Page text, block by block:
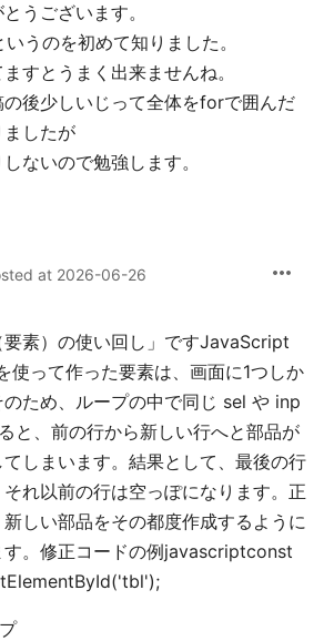
うございます。
うのを初めて知りました。
すとうまく出来ませんね。
の後少しいじって全体をforで囲んだ
ましたが
ないので勉強します。
at 2026-06-26 more_horiz
素）の使い回し」ですJavaScript
って作った要素は、画面に1つしか
ため、ループの中で同じ sel や inp
と、前の行から新しい行へと部品が
しまいます。結果として、最後の行
れ以前の行は空っぽになります。正
しい部品をその都度作成するように
す。修正コードの例javascriptconst